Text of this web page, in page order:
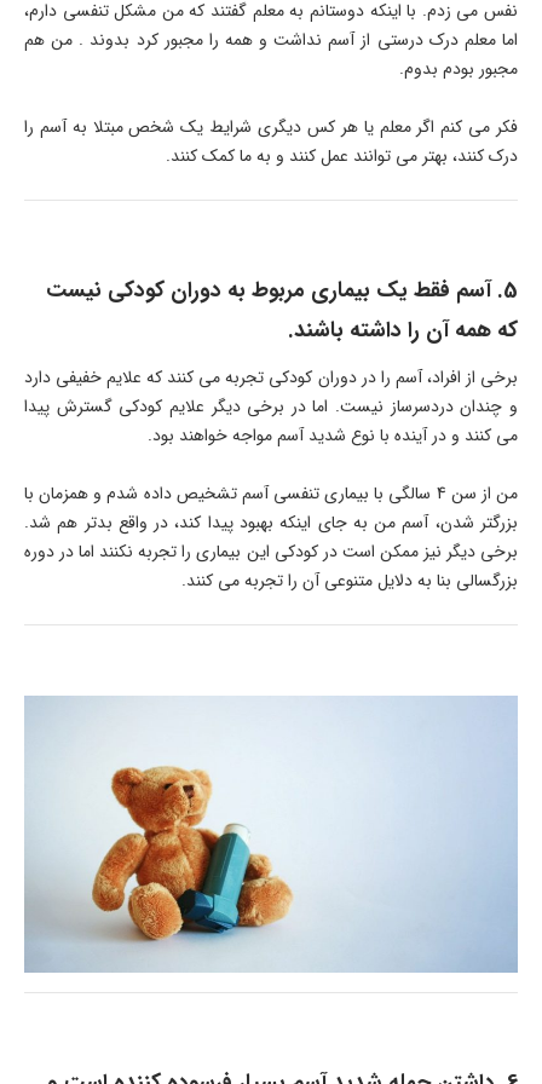
نفس می زدم. با اینکه دوستانم به معلم گفتند که من مشکل تنفسی دارم،
اما معلم درک درستی از آسم نداشت و همه را مجبور کرد بدوند . من هم
مجبور بودم بدوم.
فکر می کنم اگر معلم یا هر کس دیگری شرایط یک شخص مبتلا به آسم را
درک کنند، بهتر می توانند عمل کنند و به ما کمک کنند.
5. آسم فقط یک بیماری مربوط به دوران کودکی نیست
که همه آن را داشته باشند.
برخی از افراد، آسم را در دوران کودکی تجربه می کنند که علایم خفیفی دارد
و چندان دردسرساز نیست. اما در برخی دیگر علایم کودکی گسترش پیدا
می کنند و در آینده با نوع شدید آسم مواجه خواهند بود.
من از سن 4 سالگی با بیماری تنفسی آسم تشخیص داده شدم و همزمان با
بزرگتر شدن، آسم من به جای اینکه بهبود پیدا کند، در واقع بدتر هم شد.
برخی دیگر نیز ممکن است در کودکی این بیماری را تجربه نکنند اما در دوره
بزرگسالی بنا به دلایل متنوعی آن را تجربه می کنند.